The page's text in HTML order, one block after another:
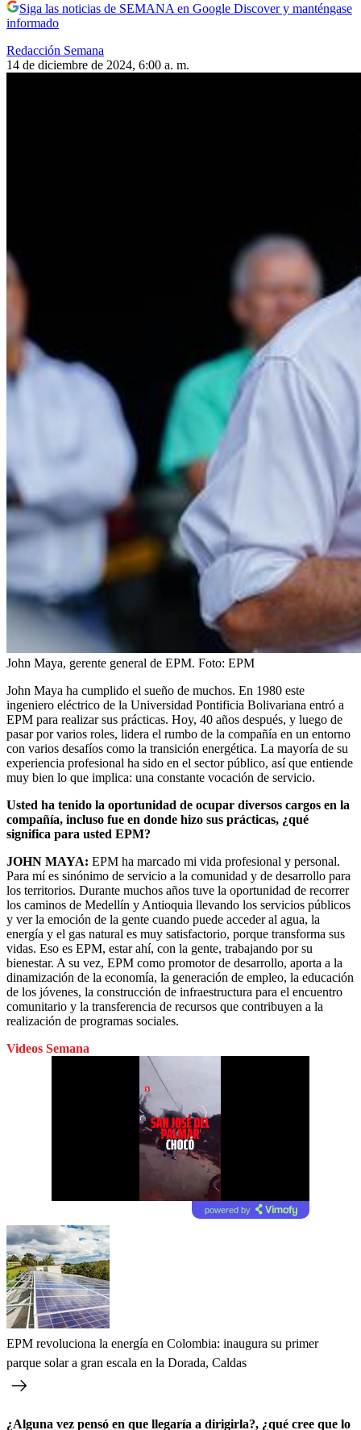
Siga las noticias de SEMANA en Google Discover y manténgase
informado
Redacción Semana
14 de diciembre de 2024, 6:00 a. m.
John Maya, gerente general de EPM. Foto: EPM
John Maya ha cumplido el sueño de muchos. En 1980 este
ingeniero eléctrico de la Universidad Pontificia Bolivariana entró a
EPM para realizar sus prácticas. Hoy, 40 años después, y luego de
pasar por varios roles, lidera el rumbo de la compañía en un entorno
con varios desafíos como la transición energética. La mayoría de su
experiencia profesional ha sido en el sector público, así que entiende
muy bien lo que implica: una constante vocación de servicio.
Usted ha tenido la oportunidad de ocupar diversos cargos en la
compañía, incluso fue en donde hizo sus prácticas, ¿qué
significa para usted EPM?
JOHN MAYA: EPM ha marcado mi vida profesional y personal.
Para mí es sinónimo de servicio a la comunidad y de desarrollo para
los territorios. Durante muchos años tuve la oportunidad de recorrer
los caminos de Medellín y Antioquia llevando los servicios públicos
y ver la emoción de la gente cuando puede acceder al agua, la
energía y el gas natural es muy satisfactorio, porque transforma sus
vidas. Eso es EPM, estar ahí, con la gente, trabajando por su
bienestar. A su vez, EPM como promotor de desarrollo, aporta a la
dinamización de la economía, la generación de empleo, la educación
de los jóvenes, la construcción de infraestructura para el encuentro
comunitario y la transferencia de recursos que contribuyen a la
realización de programas sociales.
Videos Semana
powered by
EPM revoluciona la energía en Colombia: inaugura su primer
parque solar a gran escala en la Dorada, Caldas
¿Alguna vez pensó en que llegaría a dirigirla?, ¿qué cree que lo